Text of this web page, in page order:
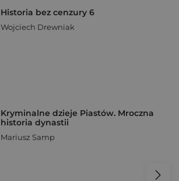
Historia bez cenzury 6
Wojciech Drewniak
Kryminalne dzieje Piastów. Mroczna
historia dynastii
Mariusz Samp